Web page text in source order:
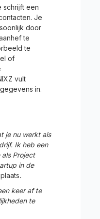
schrijft een
Je
door
te
te
of
vult
in.
je nu werkt als
Ik heb een
Project
in de
.
keer af te
te